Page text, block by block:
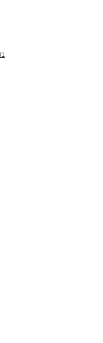
внимание на:
и
идеально подходят
под размеры салона.
пользуются
цене. Текстильные
большего ухода.